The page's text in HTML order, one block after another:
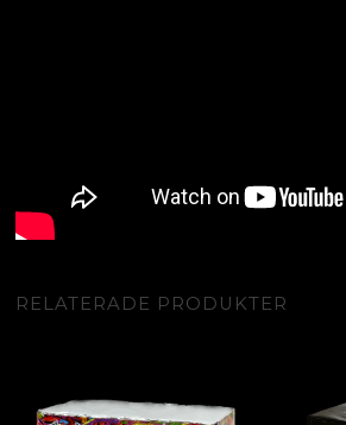
RELATERADE PRODUKTER